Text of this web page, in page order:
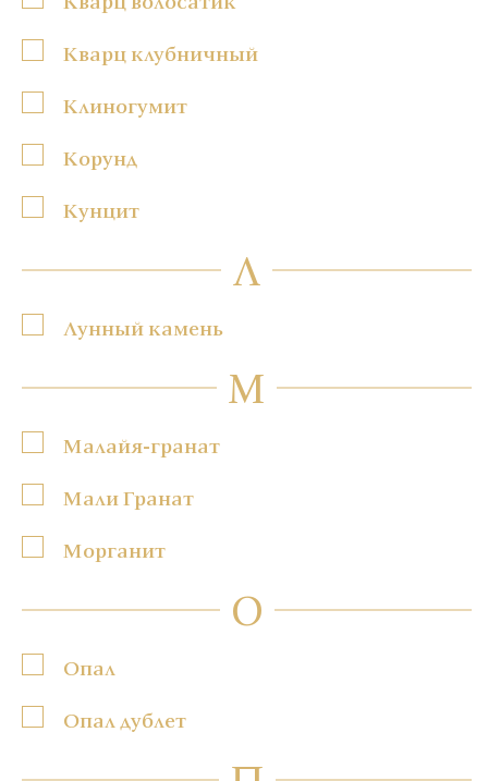
Кварц клубничный
Клиногумит
Корунд
Кунцит
Л
Лунный камень
М
Малайя-гранат
Мали Гранат
Морганит
О
Опал
Опал дублет